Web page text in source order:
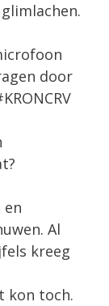
door
en
Al
kreeg
kon toch.